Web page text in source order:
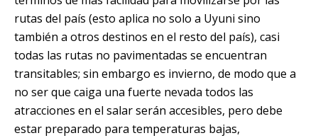
rutas del país (esto aplica no solo a Uyuni sino
también a otros destinos en el resto del país), casi
todas las rutas no pavimentadas se encuentran
transitables; sin embargo es invierno, de modo que a
no ser que caiga una fuerte nevada todos las
atracciones en el salar serán accesibles, pero debe
estar preparado para temperaturas bajas,